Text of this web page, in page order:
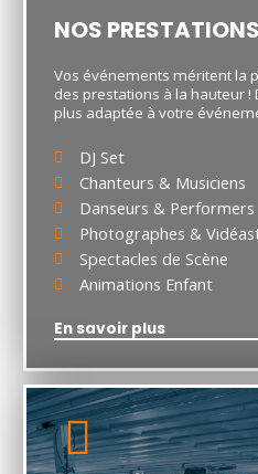
NOS PRESTATIONS
Vos événements méritent la
des prestations à la hauteur
plus adaptée à votre
DJ Set
Chanteurs & Musiciens
Danseurs & Performers
Photographes &
Spectacles de Scène
Animations Enfant
En savoir plus